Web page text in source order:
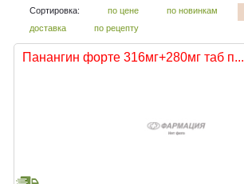
Сортировка: по цене по новинкам
доставка
по рецепту
Панангин форте 316мг+280мг таб п...